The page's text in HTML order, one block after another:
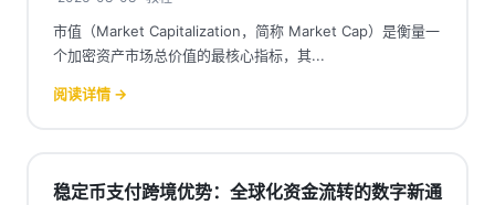
市值（Market Capitalization，简称 Market Cap）是衡量一
个加密资产市场总价值的最核心指标，其...
阅读详情 →
稳定币支付跨境优势：全球化资金流转的数字新通